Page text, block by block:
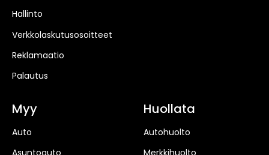
Hallinto
Verkkolaskutusosoitteet
Reklamaatio
Palautus
Myy
Auto
Huollata
Autohuolto